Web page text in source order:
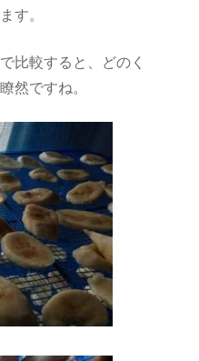
す。
比較すると、どのく
然ですね。